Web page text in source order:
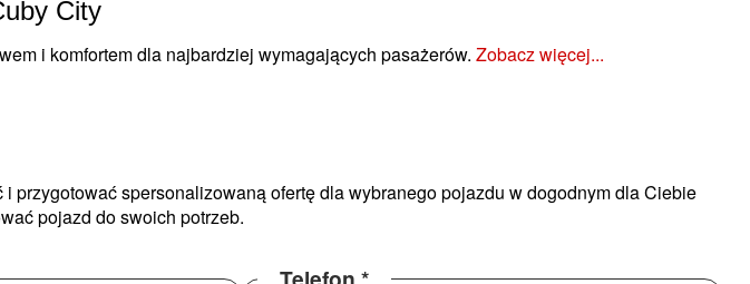
City
i komfortem dla najbardziej wymagających pasażerów. Zobacz więcej...
przygotować spersonalizowaną ofertę dla wybranego pojazdu w dogodnym dla Ciebie
pojazd do swoich potrzeb.